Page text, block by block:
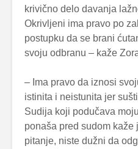
krivično delo davanja
Okrivljeni ima pravo po
postupku da se brani
svoju odbranu – kaže
– Ima pravo da iznosi
istinita i neistunita jer
Sudija koji podučava
ponaša pred sudom kaže
pitanje, niste dužni da